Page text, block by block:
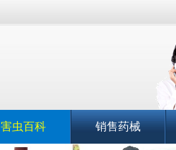
害虫百科 销售药械